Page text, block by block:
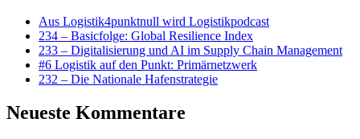
Aus Logistik4punktnull wird Logistikpodcast
234 – Basicfolge: Global Resilience Index
233 – Digitalisierung und AI im Supply Chain Management
#6 Logistik auf den Punkt: Primärnetzwerk
232 – Die Nationale Hafenstrategie
Neueste Kommentare